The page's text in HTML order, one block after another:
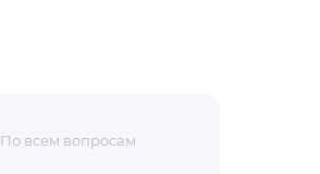
По всем вопросам